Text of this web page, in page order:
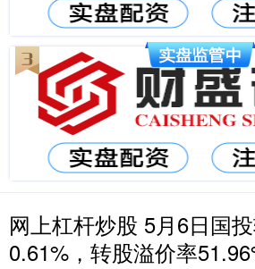
网上杠杆炒股 5月6日国
0.61%，转股溢价率